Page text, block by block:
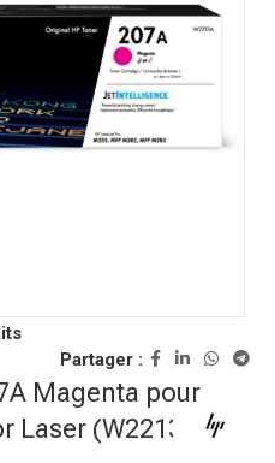
Partager :
Magenta pour
Laser (W2213A)